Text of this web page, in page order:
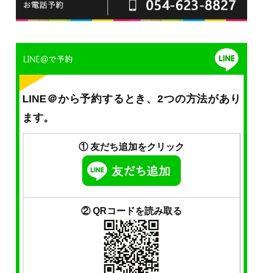
LINE＠から予約するとき、2つの方法があり
ます。
① 友だち追加をクリック
② QRコードを読み取る